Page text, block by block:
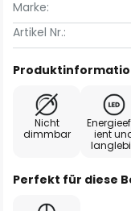
Marke:
Artikel Nr.:
Nicht
dimmbar
ient
Perfekt für diese